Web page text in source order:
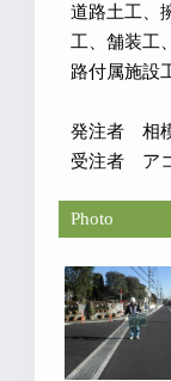
道路土工、
工、舗装工
路付属施
発注者 相
受注者 ア
Photo